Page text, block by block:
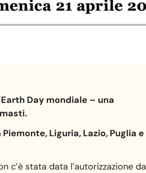
Day mondiale – una
Liguria, Lazio, Puglia e
c’è stata data l’autorizzazione da